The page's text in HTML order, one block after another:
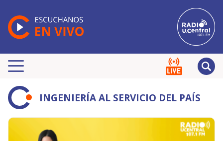
INGENIERÍA AL SERVICIO DEL PAÍS